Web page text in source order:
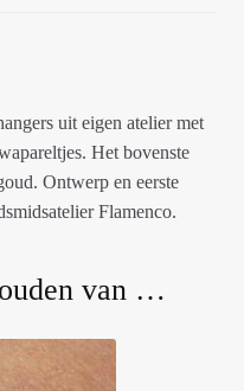
uit eigen atelier met
Het bovenste
Ontwerp en eerste
Flamenco.
van …